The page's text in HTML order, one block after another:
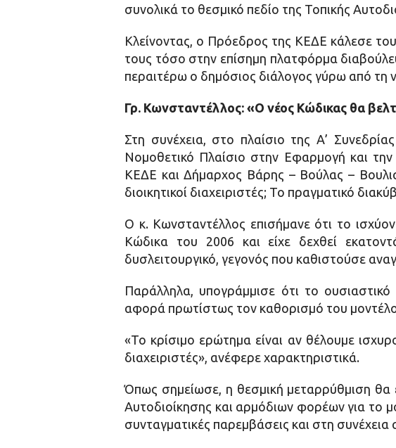
συνολικά το θεσμικό πεδίο της Τοπικής
Κλείνοντας, ο Πρόεδρος της ΚΕΔΕ κάλεσε
τους τόσο στην επίσημη πλατφόρμα
περαιτέρω ο δημόσιος διάλογος γύρω από τη
Γρ. Κωνσταντέλλος: «Ο νέος Κώδικας θα
Στη συνέχεια, στο πλαίσιο της Α’
Νομοθετικό Πλαίσιο στην Εφαρμογή και
ΚΕΔΕ και Δήμαρχος Βάρης – Βούλας –
διοικητικοί διαχειριστές; Το πραγματικό
Ο κ. Κωνσταντέλλος επισήμανε ότι το
Κώδικα του 2006 και είχε δεχθεί
δυσλειτουργικό, γεγονός που καθιστούσε
Παράλληλα, υπογράμμισε ότι το
αφορά πρωτίστως τον καθορισμό του
«Το κρίσιμο ερώτημα είναι αν θέλουμε
διαχειριστές», ανέφερε χαρακτηριστικά.
Όπως σημείωσε, η θεσμική μεταρρύθμιση θα
Αυτοδιοίκησης και αρμόδιων φορέων για το
συνταγματικές παρεμβάσεις και στη